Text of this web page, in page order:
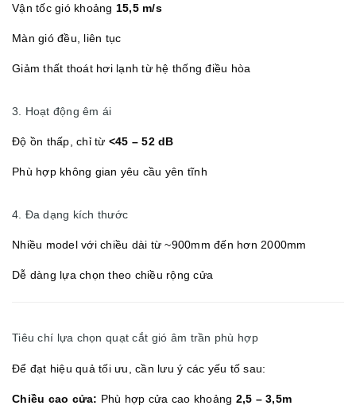
Vận tốc gió khoảng 15,5 m/s
Màn gió đều, liên tục
Giảm thất thoát hơi lạnh từ hệ thống điều hòa
3. Hoạt động êm ái
Độ ồn thấp, chỉ từ <45 – 52 dB
Phù hợp không gian yêu cầu yên tĩnh
4. Đa dạng kích thước
Nhiều model với chiều dài từ ~900mm đến hơn 2000mm
Dễ dàng lựa chọn theo chiều rộng cửa
Tiêu chí lựa chọn quạt cắt gió âm trần phù hợp
Để đạt hiệu quả tối ưu, cần lưu ý các yếu tố sau:
Chiều cao cửa: Phù hợp cửa cao khoảng 2,5 – 3,5m